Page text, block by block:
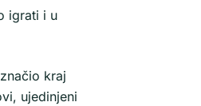
igrati i u
kraj
ujedinjeni